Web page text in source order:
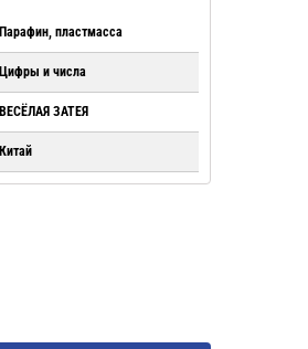
Парафин, пластмасса
Цифры и числа
ВЕСЁЛАЯ ЗАТЕЯ
Китай